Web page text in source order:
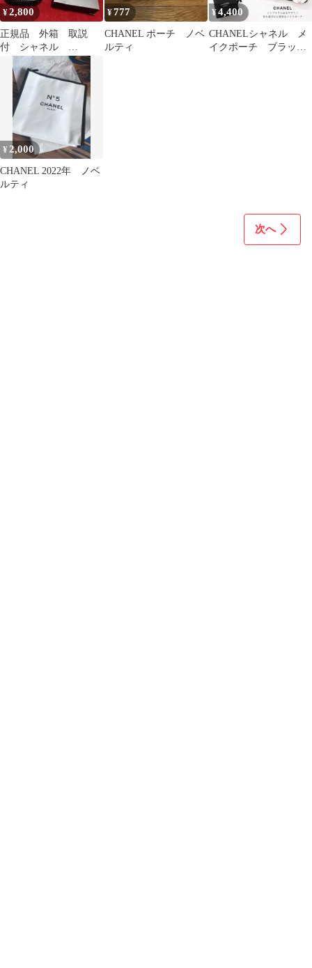
¥2,800
正規品 外箱 取説
付 シャネル
CHANEL BEAUTE ネイ
ルケアキット
¥777
CHANEL ポーチ ノベ
ルティ
¥4,400
CHANELシャネル メ
イクポーチ ブラッ
¥ 2,000
CHANEL 2022年 ノベ
ルティ
次へ